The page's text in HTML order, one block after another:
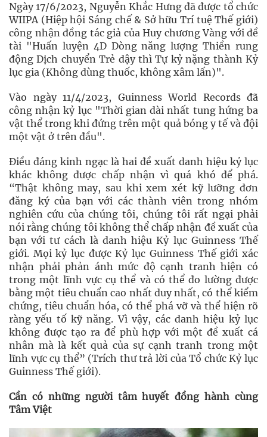
Ngày 17/6/2023, Nguyễn Khắc Hưng đã được tổ chức
WIIPA (Hiệp hội Sáng chế & Sở hữu Trí tuệ Thế giới)
công nhận đồng tác giả của Huy chương Vàng với đề
tài "Huấn luyện 4D Dòng năng lượng Thiền rung
động Dịch chuyển Trẻ dậy thì Tự kỷ nặng thành Kỷ
lục gia (Không dùng thuốc, không xâm lấn)".
Vào ngày 11/4/2023, Guinness World Records đã
công nhận kỷ lục "Thời gian dài nhất tung hứng ba
vật thể trong khi đứng trên một quả bóng y tế và đội
một vật ở trên đầu".
Điều đáng kinh ngạc là hai đề xuất danh hiệu kỷ lục
khác không được chấp nhận vì quá khó để phá.
“Thật không may, sau khi xem xét kỹ lưỡng đơn
đăng ký của bạn với các thành viên trong nhóm
nghiên cứu của chúng tôi, chúng tôi rất ngại phải
nói rằng chúng tôi không thể chấp nhận đề xuất của
bạn với tư cách là danh hiệu Kỷ lục Guinness Thế
giới. Mọi kỷ lục được Kỷ lục Guinness Thế giới xác
nhận phải phản ánh mức độ cạnh tranh hiện có
trong một lĩnh vực cụ thể và có thể đo lường được
bằng một tiêu chuẩn cao nhất duy nhất, có thể kiểm
chứng, tiêu chuẩn hóa, có thể phá vỡ và thể hiện rõ
ràng yếu tố kỹ năng. Vì vậy, các danh hiệu kỷ lục
không được tạo ra để phù hợp với một đề xuất cá
nhân mà là kết quả của sự cạnh tranh trong một
lĩnh vực cụ thể” (Trích thư trả lời của Tổ chức Kỷ lục
Guinness Thế giới).
Cần có những người tâm huyết đồng hành cùng
Tâm Việt